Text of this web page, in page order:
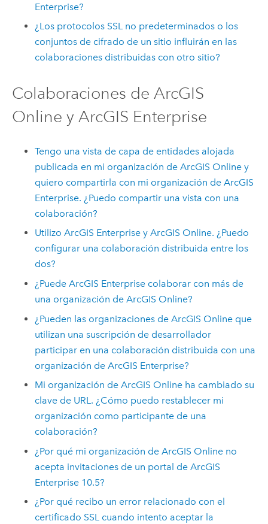
Enterprise?
¿Los protocolos SSL no predeterminados o los
conjuntos de cifrado de un sitio influirán en las
colaboraciones distribuidas con otro sitio?
Colaboraciones de ArcGIS
Online y ArcGIS Enterprise
Tengo una vista de capa de entidades alojada
publicada en mi organización deArcGIS Online y
quiero compartirla con mi organización deArcGIS
Enterprise. ¿Puedo compartir una vista con una
colaboración?
UtilizoArcGIS Enterprise yArcGIS Online. ¿Puedo
configurar una colaboración distribuida entre los
dos?
¿PuedeArcGIS Enterprise colaborar con más de
una organización deArcGIS Online?
¿Pueden las organizaciones deArcGIS Online que
utilizan una suscripción de desarrollador
participar en una colaboración distribuida con una
organización deArcGIS Enterprise?
Mi organización deArcGIS Online ha cambiado su
clave de URL. ¿Cómo puedo restablecer mi
organización como participante de una
colaboración?
¿Por qué mi organización deArcGIS Online no
acepta invitaciones de un portal deArcGIS
Enterprise 10.5?
¿Por qué recibo un error relacionado con el
certificado SSL cuando intento aceptar la